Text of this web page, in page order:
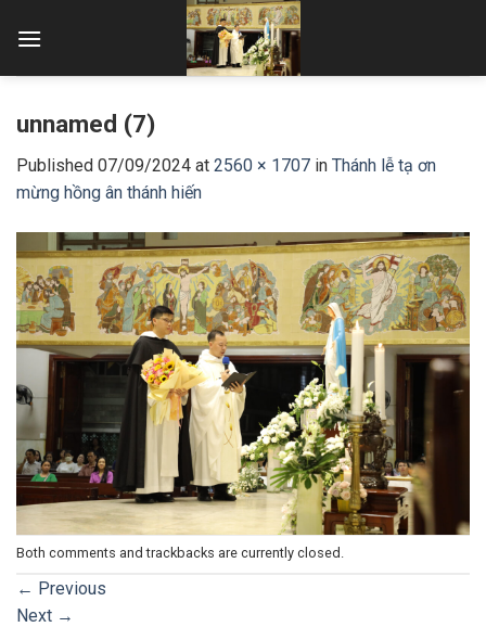
unnamed (7)
Published 07/09/2024 at 2560 × 1707 in Thánh lễ tạ ơn
mừng hồng ân thánh hiến
Both comments and trackbacks are currently closed.
← Previous
Next →